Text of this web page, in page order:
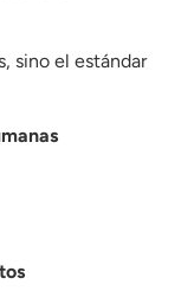
sino el estándar